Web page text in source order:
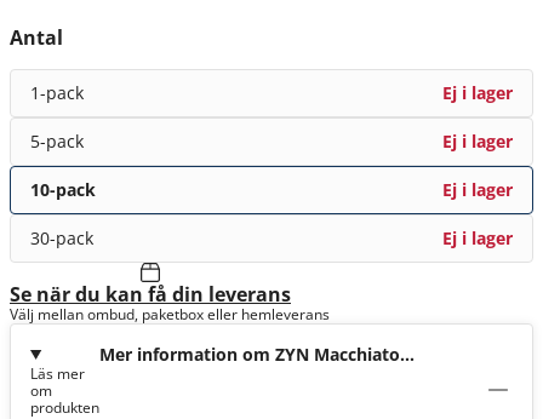
Antal
1-pack Ej i lager
5-pack Ej i lager
10-pack Ej i lager
30-pack Ej i lager
Se när du kan få din leverans
Välj mellan ombud, paketbox eller hemleverans
Mer information om ZYN Macchiato
Läs mer
om
produkten